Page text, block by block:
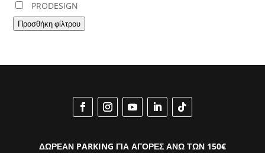
PRODESIGN
Προσθήκη φίλτρου
ΔΩΡΕΑΝ PARKING ΓΙΑ ΑΓΟΡΕΣ ΑΝΩ ΤΩΝ 150€